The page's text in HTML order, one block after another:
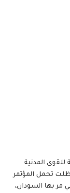
المدنية
ظلت تحمل المؤتمر
مر بها السودان،